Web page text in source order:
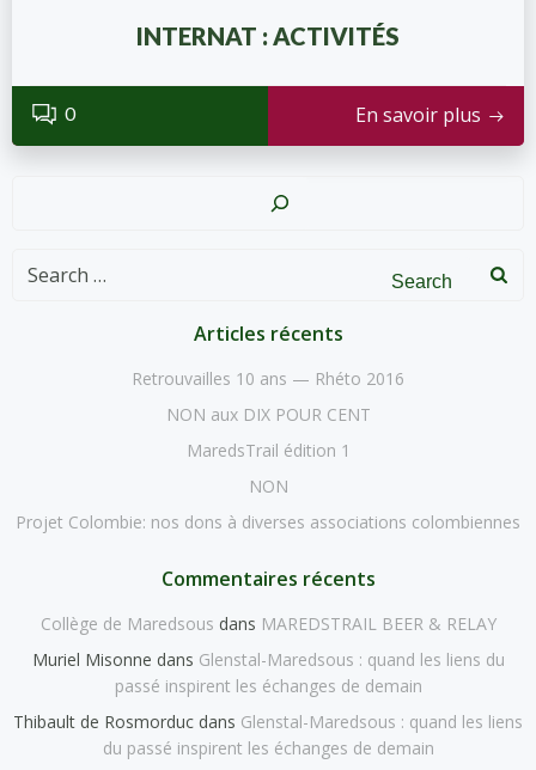
INTERNAT : ACTIVITÉS
0 En savoir plus
Search
Articles récents
Retrouvailles 10 ans — Rhéto 2016
NON aux DIX POUR CENT
MaredsTrail édition 1
NON
Projet Colombie: nos dons à diverses associations colombiennes
Commentaires récents
Collège de Maredsous dans MAREDSTRAIL BEER & RELAY
Muriel Misonne dans Glenstal-Maredsous : quand les liens du
passé inspirent les échanges de demain
Thibault de Rosmorduc dans Glenstal-Maredsous : quand les liens
du passé inspirent les échanges de demain